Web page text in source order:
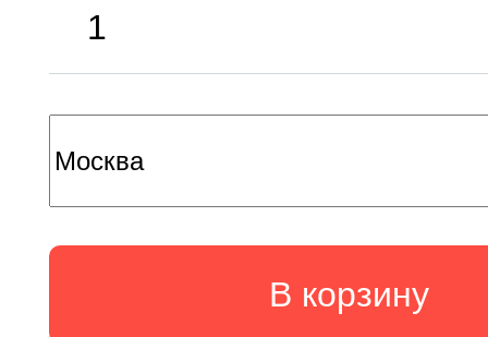
В корзину